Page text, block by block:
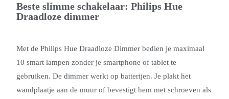
Beste slimme schakelaar: Philips Hue
Draadloze dimmer
Met de Philips Hue Draadloze Dimmer bedien je maximaal
10 smart lampen zonder je smartphone of tablet te
gebruiken. De dimmer werkt op batterijen. Je plakt het
wandplaatje aan de muur of bevestigt hem met schroeven als